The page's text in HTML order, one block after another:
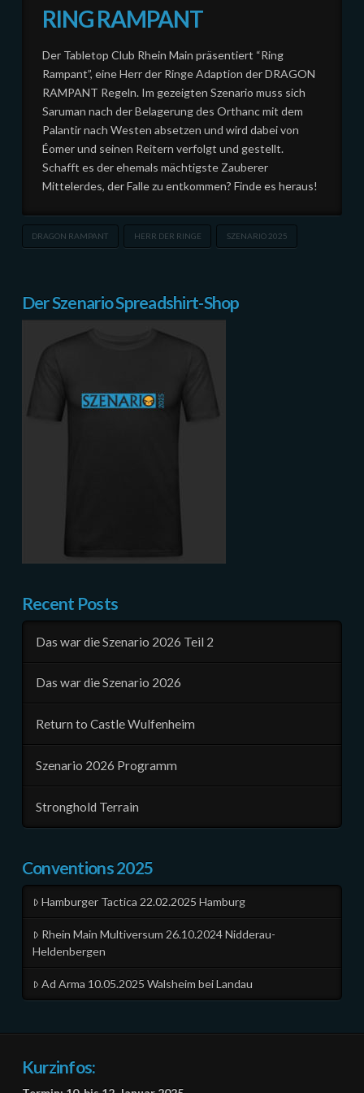
RING RAMPANT
Der Tabletop Club Rhein Main präsentiert “Ring
Rampant”, eine Herr der Ringe Adaption der DRAGON
RAMPANT Regeln. Im gezeigten Szenario muss sich
Saruman nach der Belagerung des Orthanc mit dem
Palantir nach Westen absetzen und wird dabei von
Éomer und seinen Reitern verfolgt und gestellt.
Schafft es der ehemals mächtigste Zauberer
Mittelerdes, der Falle zu entkommen? Finde es heraus!
DRAGON RAMPANT HERR DER RINGE SZENARIO 2025
Der Szenario Spreadshirt-Shop
Recent Posts
Das war die Szenario 2026 Teil 2
Das war die Szenario 2026
Return to Castle Wulfenheim
Szenario 2026 Programm
Stronghold Terrain
Conventions 2025
Hamburger Tactica 22.02.2025 Hamburg
Rhein Main Multiversum 26.10.2024 Nidderau-
Heldenbergen
Ad Arma 10.05.2025 Walsheim bei Landau
Kurzinfos: